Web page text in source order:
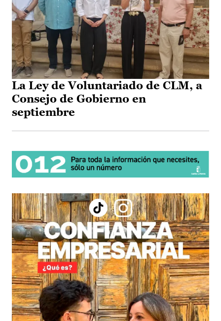
La Ley de Voluntariado de CLM, a
Consejo de Gobierno en
septiembre